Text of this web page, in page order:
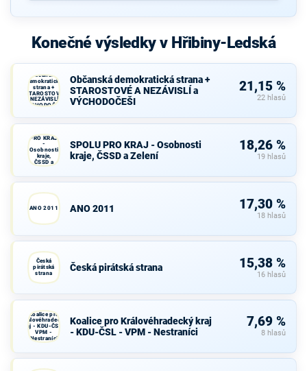
Konečné výsledky v Hřibiny-Ledská
Občanská
demokratická
strana +
STAROSTOVÉ
A NEZÁVISLÍ a
VÝCHODOČEŠI
Občanská demokratická strana +
STAROSTOVÉ A NEZÁVISLÍ a
VÝCHODOČEŠI
21,15 %
22 hlasů
PRO KRAJ
-
Osobnosti
kraje,
ČSSD a
Zelení
SPOLU PRO KRAJ - Osobnosti
kraje, ČSSD a Zelení
18,26 %
19 hlasů
ANO 2011 ANO 2011 17,30 %
18 hlasů
Česká
pirátská
strana
Česká pirátská strana 15,38 %
16 hlasů
Koalice pro
Královéhradecký
kraj - KDU-ČSL -
VPM -
Nestraníci
Koalice pro Královéhradecký kraj
- KDU-ČSL - VPM - Nestraníci
7,69 %
8 hlasů